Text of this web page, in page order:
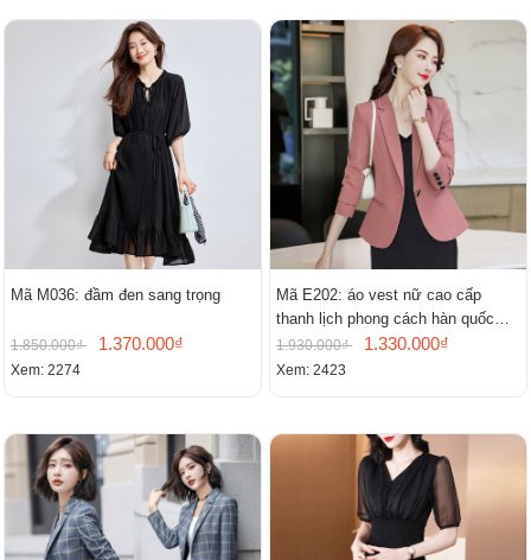
Mã M036: đầm đen sang trọng
1.850.000₫ 1.370.000₫
Xem: 2274
Mã E202: áo vest nữ cao cấp
thanh lịch phong cách hàn quốc
mới
1.930.000₫ 1.330.000₫
Xem: 2423